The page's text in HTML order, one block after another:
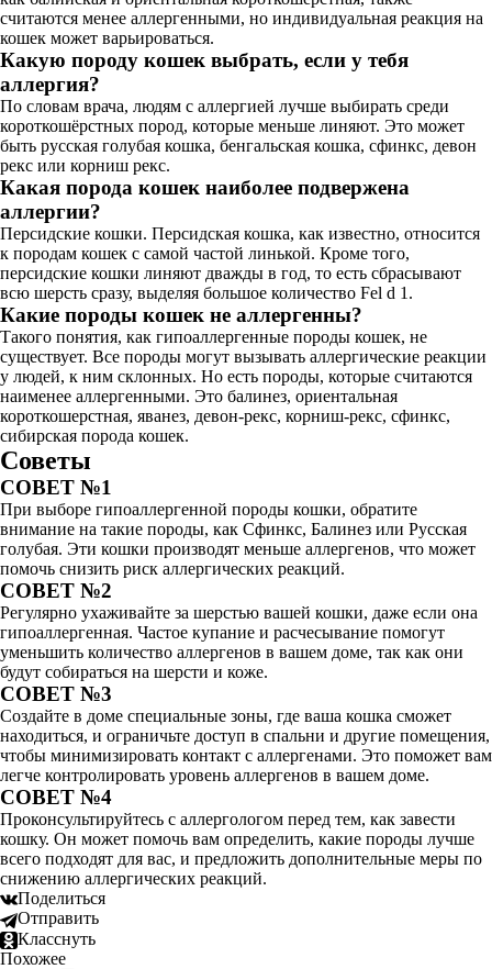
считаются менее аллергенными, но индивидуальная реакция на
кошек может варьироваться.
Какую породу кошек выбрать, если у тебя
аллергия?
По словам врача, людям с аллергией лучше выбирать среди
короткошёрстных пород, которые меньше линяют. Это может
быть русская голубая кошка, бенгальская кошка, сфинкс, девон
рекс или корниш рекс.
Какая порода кошек наиболее подвержена
аллергии?
Персидские кошки. Персидская кошка, как известно, относится
к породам кошек с самой частой линькой. Кроме того,
персидские кошки линяют дважды в год, то есть сбрасывают
всю шерсть сразу, выделяя большое количество Fel d 1.
Какие породы кошек не аллергенны?
Такого понятия, как гипоаллергенные породы кошек, не
существует. Все породы могут вызывать аллергические реакции
у людей, к ним склонных. Но есть породы, которые считаются
наименее аллергенными. Это балинез, ориентальная
короткошерстная, яванез, девон-рекс, корниш-рекс, сфинкс,
сибирская порода кошек.
Советы
СОВЕТ №1
При выборе гипоаллергенной породы кошки, обратите
внимание на такие породы, как Сфинкс, Балинез или Русская
голубая. Эти кошки производят меньше аллергенов, что может
помочь снизить риск аллергических реакций.
СОВЕТ №2
Регулярно ухаживайте за шерстью вашей кошки, даже если она
гипоаллергенная. Частое купание и расчесывание помогут
уменьшить количество аллергенов в вашем доме, так как они
будут собираться на шерсти и коже.
СОВЕТ №3
Создайте в доме специальные зоны, где ваша кошка сможет
находиться, и ограничьте доступ в спальни и другие помещения,
чтобы минимизировать контакт с аллергенами. Это поможет вам
легче контролировать уровень аллергенов в вашем доме.
СОВЕТ №4
Проконсультируйтесь с аллергологом перед тем, как завести
кошку. Он может помочь вам определить, какие породы лучше
всего подходят для вас, и предложить дополнительные меры по
снижению аллергических реакций.
Поделиться
Отправить
Класснуть
Похожее